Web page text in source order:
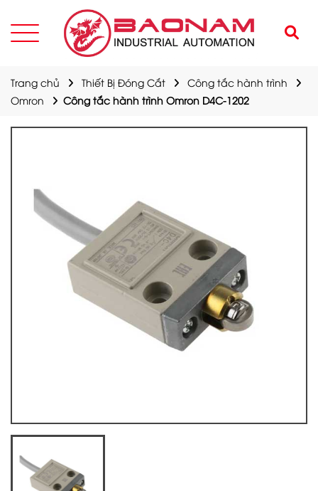
Trang chủ Thiết Bị Đóng Cắt
Công tắc hành trình
Omron
Công tắc hành trình Omron D4C-1202